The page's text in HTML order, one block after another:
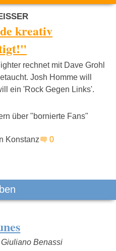
kreativ
rechnet mit Dave Grohl
Josh Homme will
ein 'Rock Gegen Links'.
über "bornierte Fans"
Konstanz 0
Benassi